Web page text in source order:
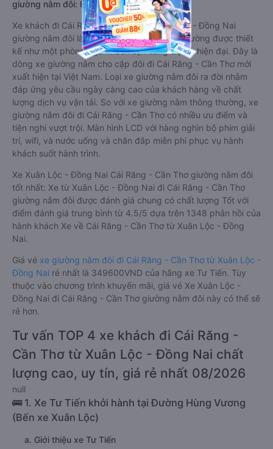
giường nằm đôi: Riêng tư, đầy đủ tiện nghi
Xe khách đi Cái Răng - Cần Thơ từ Xuân Lộc - Đồng Nai
giường nằm đôi là loại xe đặc biệt. Với mỗi giường được thiết
kế như một phòng ngủ khách sạn sang trọng, hiện đại. Đây là
dòng xe giường nằm cho cặp đôi đi Cái Răng - Cần Thơ mới
xuất hiện tại Việt Nam. Loại xe giường nằm đôi ra đời nhằm
đáp ứng yêu cầu ngày càng cao của khách hàng về chất
lượng dịch vụ vận tải. So với xe giường nằm thông thường, xe
giường nằm đôi đi Cái Răng - Cần Thơ có nhiều ưu điểm và
tiện nghi vượt trội. Màn hình LCD với hàng nghìn bộ phim giải
trí, wifi, và nước uống và chăn đắp miễn phí phục vụ hành
khách suốt hành trình.
Xe Xuân Lộc - Đồng Nai Cái Răng - Cần Thơ giường nằm đôi
tốt nhất: Xe từ Xuân Lộc - Đồng Nai đi Cái Răng - Cần Thơ
giường nằm đôi được đánh giá chung có chất lượng Tốt với
điểm đánh giá trung bình từ 4.5/5 dựa trên 1348 phản hồi của
hành khách Xe về Cái Răng - Cần Thơ từ Xuân Lộc - Đồng
Nai.
Giá vé xe giường nằm đôi đi Cái Răng - Cần Thơ từ Xuân Lộc -
Đồng Nai rẻ nhất là 349600VND của hãng xe Tư Tiến. Tùy
thuộc vào chương trình khuyến mãi, giá vé Xe Xuân Lộc -
Đồng Nai đi Cái Răng - Cần Thơ giường nằm đôi này có thể sẽ
rẻ hơn.
Tư vấn TOP 4 xe khách đi Cái Răng -
Cần Thơ từ Xuân Lộc - Đồng Nai chất
lượng cao, uy tín, giá rẻ nhất 08/2026
null
🚌 1. Xe Tư Tiến khởi hành tại Đường Hùng Vương
(Bến xe Xuân Lộc)
a. Giới thiệu xe Tư Tiến